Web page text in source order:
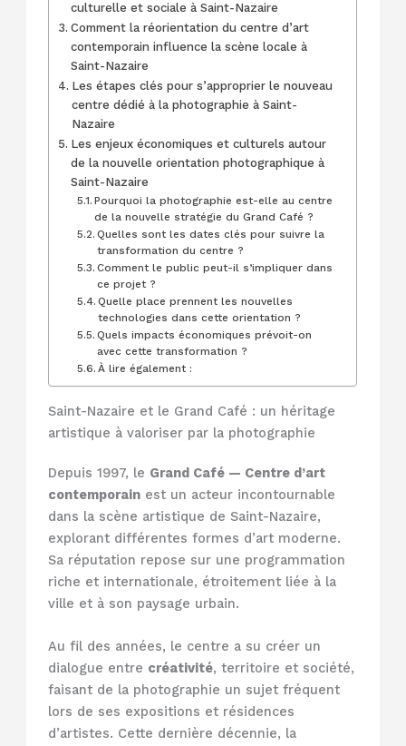
culturelle et sociale à Saint-Nazaire
Comment la réorientation du centre d’art
contemporain influence la scène locale à
Saint-Nazaire
Les étapes clés pour s’approprier le nouveau
centre dédié à la photographie à Saint-
Nazaire
Les enjeux économiques et culturels autour
de la nouvelle orientation photographique à
Saint-Nazaire
Pourquoi la photographie est-elle au centre
de la nouvelle stratégie du Grand Café ?
Quelles sont les dates clés pour suivre la
transformation du centre ?
Comment le public peut-il s’impliquer dans
ce projet ?
Quelle place prennent les nouvelles
technologies dans cette orientation ?
Quels impacts économiques prévoit-on
avec cette transformation ?
À lire également :
Saint-Nazaire et le Grand Café : un héritage
artistique à valoriser par la photographie
Depuis 1997, le Grand Café — Centre d’art
contemporain est un acteur incontournable
dans la scène artistique de Saint-Nazaire,
explorant différentes formes d’art moderne.
Sa réputation repose sur une programmation
riche et internationale, étroitement liée à la
ville et à son paysage urbain.
Au fil des années, le centre a su créer un
dialogue entre créativité, territoire et société,
faisant de la photographie un sujet fréquent
lors de ses expositions et résidences
d’artistes. Cette dernière décennie, la